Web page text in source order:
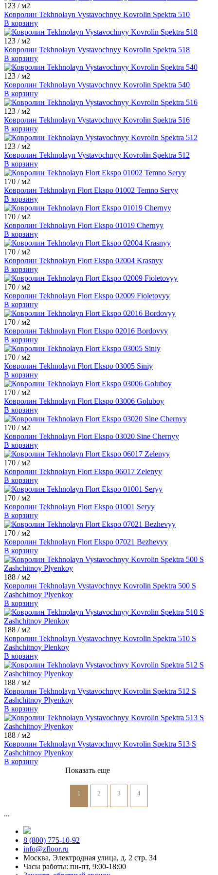
123 / м2
Ковролин Tekhnolayn Vystavochnyy Kovrolin Spektra 510
В корзину
123 / м2
Ковролин Tekhnolayn Vystavochnyy Kovrolin Spektra 518
В корзину
123 / м2
Ковролин Tekhnolayn Vystavochnyy Kovrolin Spektra 540
В корзину
123 / м2
Ковролин Tekhnolayn Vystavochnyy Kovrolin Spektra 516
В корзину
123 / м2
Ковролин Tekhnolayn Vystavochnyy Kovrolin Spektra 512
В корзину
170 / м2
Ковролин Tekhnolayn Flort Ekspo 01002 Temno Seryy
В корзину
170 / м2
Ковролин Tekhnolayn Flort Ekspo 01019 Chernyy
В корзину
170 / м2
Ковролин Tekhnolayn Flort Ekspo 02004 Krasnyy
В корзину
170 / м2
Ковролин Tekhnolayn Flort Ekspo 02009 Fioletovyy
В корзину
170 / м2
Ковролин Tekhnolayn Flort Ekspo 02016 Bordovyy
В корзину
170 / м2
Ковролин Tekhnolayn Flort Ekspo 03005 Siniy
В корзину
170 / м2
Ковролин Tekhnolayn Flort Ekspo 03006 Goluboy
В корзину
170 / м2
Ковролин Tekhnolayn Flort Ekspo 03020 Sine Chernyy
В корзину
170 / м2
Ковролин Tekhnolayn Flort Ekspo 06017 Zelenyy
В корзину
170 / м2
Ковролин Tekhnolayn Flort Ekspo 01001 Seryy
В корзину
170 / м2
Ковролин Tekhnolayn Flort Ekspo 07021 Bezhevyy
В корзину
188 / м2
Ковролин Tekhnolayn Vystavochnyy Kovrolin Spektra 500 S
Zashchitnoy Plyenkoy
В корзину
188 / м2
Ковролин Tekhnolayn Vystavochnyy Kovrolin Spektra 510 S
Zashchitnoy Plenkoy
В корзину
188 / м2
Ковролин Tekhnolayn Vystavochnyy Kovrolin Spektra 512 S
Zashchitnoy Plyenkoy
В корзину
188 / м2
Ковролин Tekhnolayn Vystavochnyy Kovrolin Spektra 513 S
Zashchitnoy Plyenkoy
В корзину
Показать еще
1 2 3 4
...
8 (800) 775-10-92
info@zfloor.ru
Москва, Электродная улица, д. 2 стр. 34
Часы работы: пн-пт, 9:00-18:00